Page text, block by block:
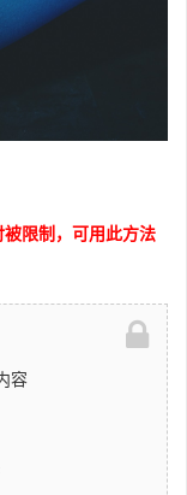
限制，可用此方法
容